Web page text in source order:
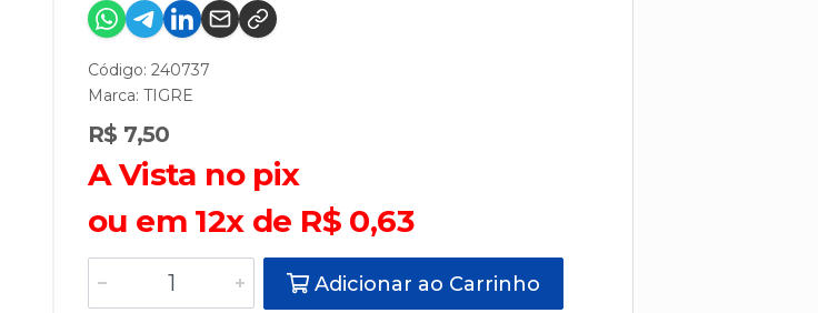
Código: 240737
Marca: TIGRE
R$ 7,50
A Vista no pix
ou em 12x de R$ 0,63
Adicionar ao Carrinho